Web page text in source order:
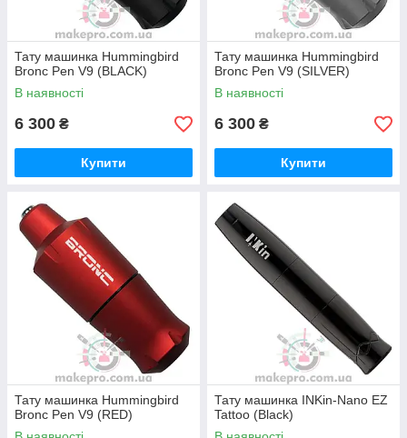
Тату машинка Hummingbird
Bronc Pen V9 (BLACK)
В наявності
6 300 ₴
Купити
Тату машинка Hummingbird
Bronc Pen V9 (SILVER)
В наявності
6 300 ₴
Купити
Тату машинка Hummingbird
Bronc Pen V9 (RED)
Тату машинка INKin-Nano EZ
Tattoo (Black)